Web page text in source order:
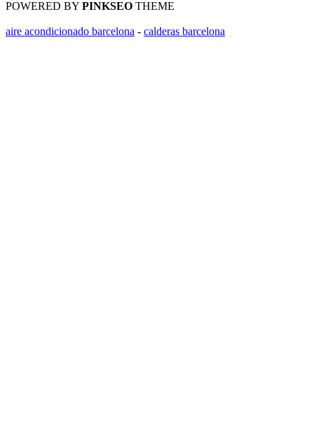
POWERED BY PINKSEO THEME
aire acondicionado barcelona - calderas barcelona